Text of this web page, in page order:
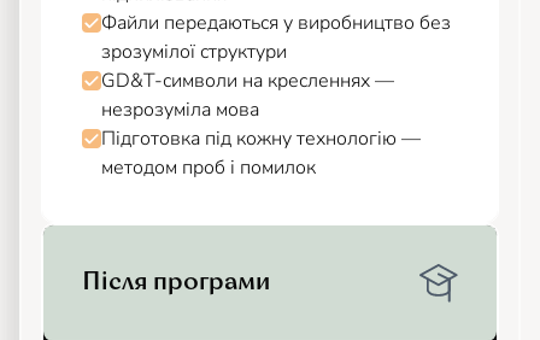
Файли передаються у виробництво без
зрозумілої структури
GD&T-символи на кресленнях —
незрозуміла мова
Підготовка під кожну технологію —
методом проб і помилок
Після програми